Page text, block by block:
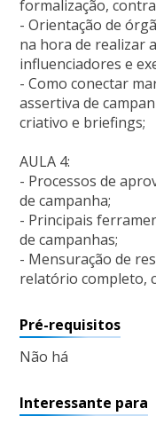
formalização,
- Orientação de
na hora de realizar
influenciadores e
- Como conectar
assertiva de
criativo e briefings;
AULA 4:
- Processos de
de campanha;
- Principais
de campanhas;
- Mensuração de
relatório completo,
Pré-requisitos
Não há
Interessante para